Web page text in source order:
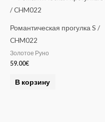
Романтическая прогулка S /
CHM022
Золотое Руно
59.00€
В корзину